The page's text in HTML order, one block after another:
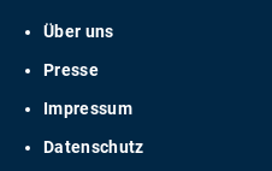
Über uns
Presse
Impressum
Datenschutz